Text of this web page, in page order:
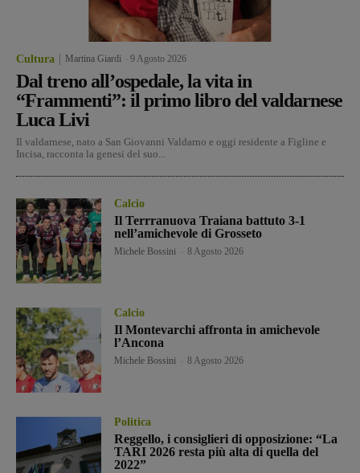
Cultura Martina Giardi 9 Agosto 2026
Dal treno all’ospedale, la vita in
“Frammenti”: il primo libro del valdarnese
Luca Livi
Il valdarnese, nato a San Giovanni Valdarno e oggi residente a Figline e
Incisa, racconta la genesi del suo...
Calcio
Il Terrranuova Traiana battuto 3-1
nell’amichevole di Grosseto
Michele Bossini 8 Agosto 2026
Calcio
Il Montevarchi affronta in amichevole
l’Ancona
Michele Bossini 8 Agosto 2026
Politica
Reggello, i consiglieri di opposizione: “La
TARI 2026 resta più alta di quella del
2022”